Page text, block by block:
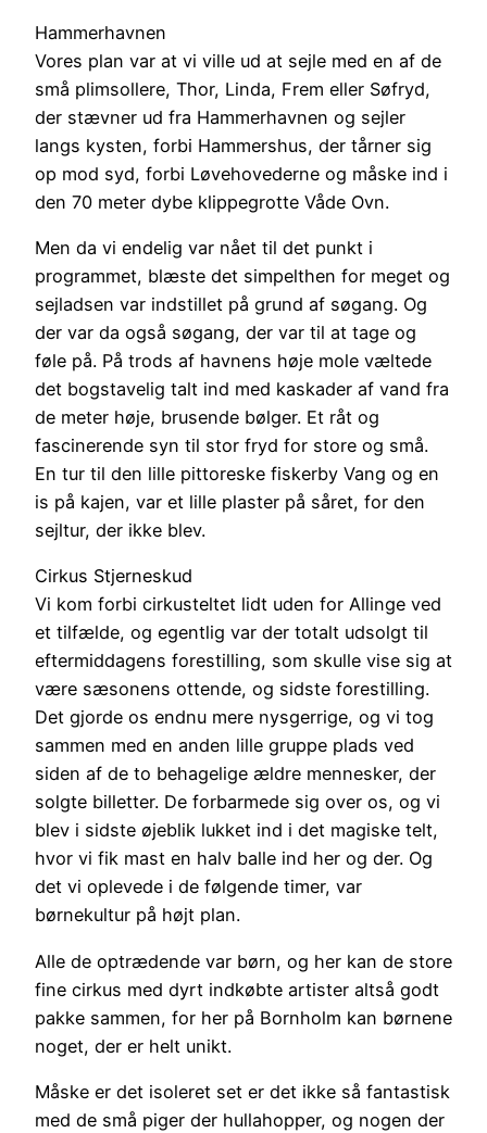
Hammerhavnen
Vores plan var at vi ville ud at sejle med en af de
små plimsollere, Thor, Linda, Frem eller Søfryd,
der stævner ud fra Hammerhavnen og sejler
langs kysten, forbi Hammershus, der tårner sig
op mod syd, forbi Løvehovederne og måske ind i
den 70 meter dybe klippegrotte Våde Ovn.
Men da vi endelig var nået til det punkt i
programmet, blæste det simpelthen for meget og
sejladsen var indstillet på grund af søgang. Og
der var da også søgang, der var til at tage og
føle på. På trods af havnens høje mole væltede
det bogstavelig talt ind med kaskader af vand fra
de meter høje, brusende bølger. Et råt og
fascinerende syn til stor fryd for store og små.
En tur til den lille pittoreske fiskerby Vang og en
is på kajen, var et lille plaster på såret, for den
sejltur, der ikke blev.
Cirkus Stjerneskud
Vi kom forbi cirkusteltet lidt uden for Allinge ved
et tilfælde, og egentlig var der totalt udsolgt til
eftermiddagens forestilling, som skulle vise sig at
være sæsonens ottende, og sidste forestilling.
Det gjorde os endnu mere nysgerrige, og vi tog
sammen med en anden lille gruppe plads ved
siden af de to behagelige ældre mennesker, der
solgte billetter. De forbarmede sig over os, og vi
blev i sidste øjeblik lukket ind i det magiske telt,
hvor vi fik mast en halv balle ind her og der. Og
det vi oplevede i de følgende timer, var
børnekultur på højt plan.
Alle de optrædende var børn, og her kan de store
fine cirkus med dyrt indkøbte artister altså godt
pakke sammen, for her på Bornholm kan børnene
noget, der er helt unikt.
Måske er det isoleret set er det ikke så fantastisk
med de små piger der hullahopper, og nogen der